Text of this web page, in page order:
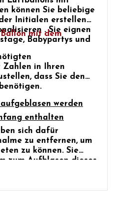
können Sie beliebige
Initialen erstellen
. Sie eignen
Babypartys und
mit dem
Zahlen in Ihren
dass Sie den
werden
enthalten
sich dafür
zu entfernen, um
zu können. Sie
zum Aufblasen dieses